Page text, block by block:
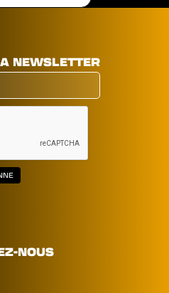
NEWSLETTER
NOUS